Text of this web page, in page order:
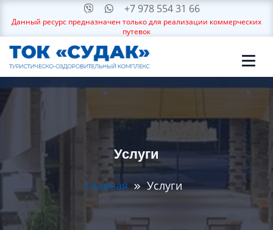
+7 978 554 31 66
Данный ресурс предназначен только для реализации коммерческих
путевок
Услуги
Главная Услуги